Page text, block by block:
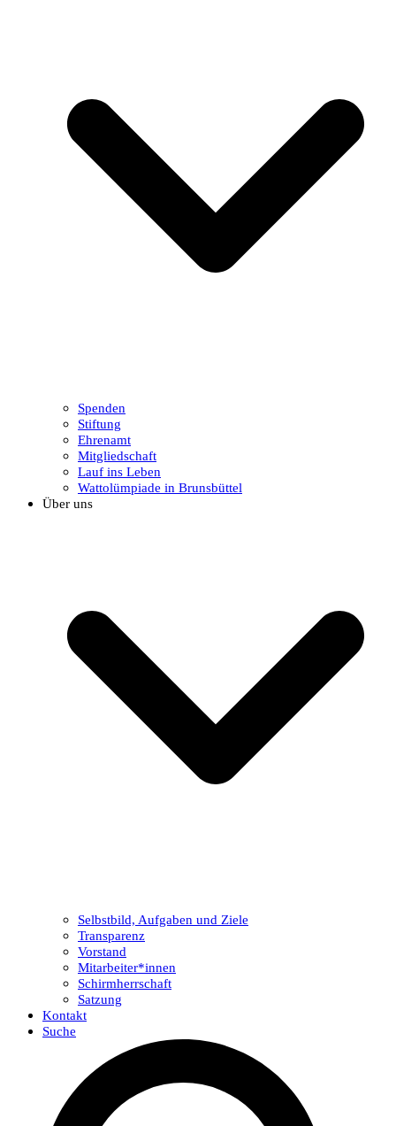
Spenden
Stiftung
Ehrenamt
Mitgliedschaft
Lauf ins Leben
Wattolümpiade in Brunsbüttel
Über uns
Selbstbild, Aufgaben und Ziele
Transparenz
Vorstand
Mitarbeiter*innen
Schirmherrschaft
Satzung
Kontakt
Suche